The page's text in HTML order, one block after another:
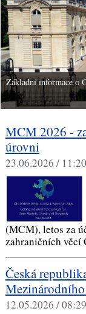
Základní informace o
MCM 2026 -
úrovni
23.06.2026 /
(MCM), letos za
zahraničních věcí
Česká
12.05.2026 /